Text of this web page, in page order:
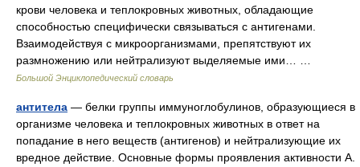
крови человека и теплокровных животных, обладающие
способностью специфически связываться с антигенами.
Взаимодействуя с микроорганизмами, препятствуют их
размножению или нейтрализуют выделяемые ими… …
Большой Энциклопедический словарь
антитела — белки группы иммуноглобулинов, образующиеся в
организме человека и теплокровных животных в ответ на
попадание в него веществ (антигенов) и нейтрализующие их
вредное действие. Основные формы проявления активности А.